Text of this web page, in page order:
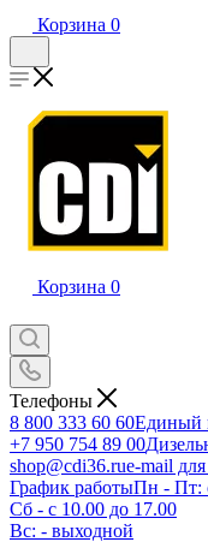
Корзина 0
Корзина 0
Телефоны
8 800 333 60 60Единый
+7 950 754 89 00
shop@cdi36.rue-mail
График работыПн - Пт:
Сб - с 10.00 до 17.00
Вс: - выходной